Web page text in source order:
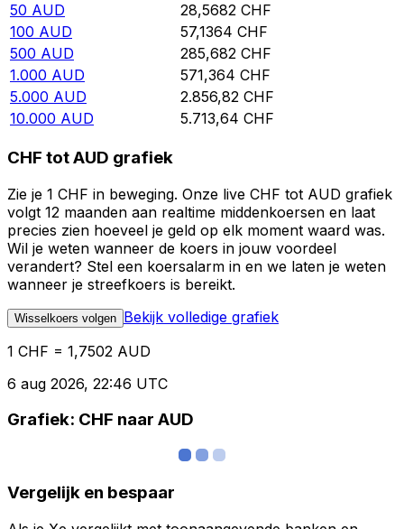
50 AUD 28,5682 CHF
100 AUD 57,1364 CHF
500 AUD 285,682 CHF
1.000 AUD 571,364 CHF
5.000 AUD 2.856,82 CHF
10.000 AUD 5.713,64 CHF
CHF tot AUD grafiek
Zie je 1 CHF in beweging. Onze live CHF tot AUD grafiek
volgt 12 maanden aan realtime middenkoersen en laat
precies zien hoeveel je geld op elk moment waard was.
Wil je weten wanneer de koers in jouw voordeel
verandert? Stel een koersalarm in en we laten je weten
wanneer je streefkoers is bereikt.
Wisselkoers volgen Bekijk volledige grafiek
1 CHF = 1,7502 AUD
6 aug 2026, 22:46 UTC
Grafiek: CHF naar AUD
Vergelijk en bespaar